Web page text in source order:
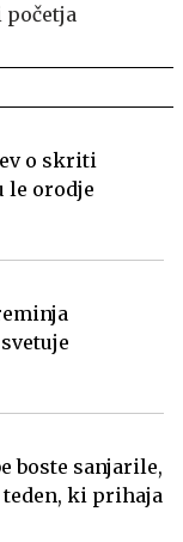
o skriti
le orodje
boste sanjarile,
ki prihaja